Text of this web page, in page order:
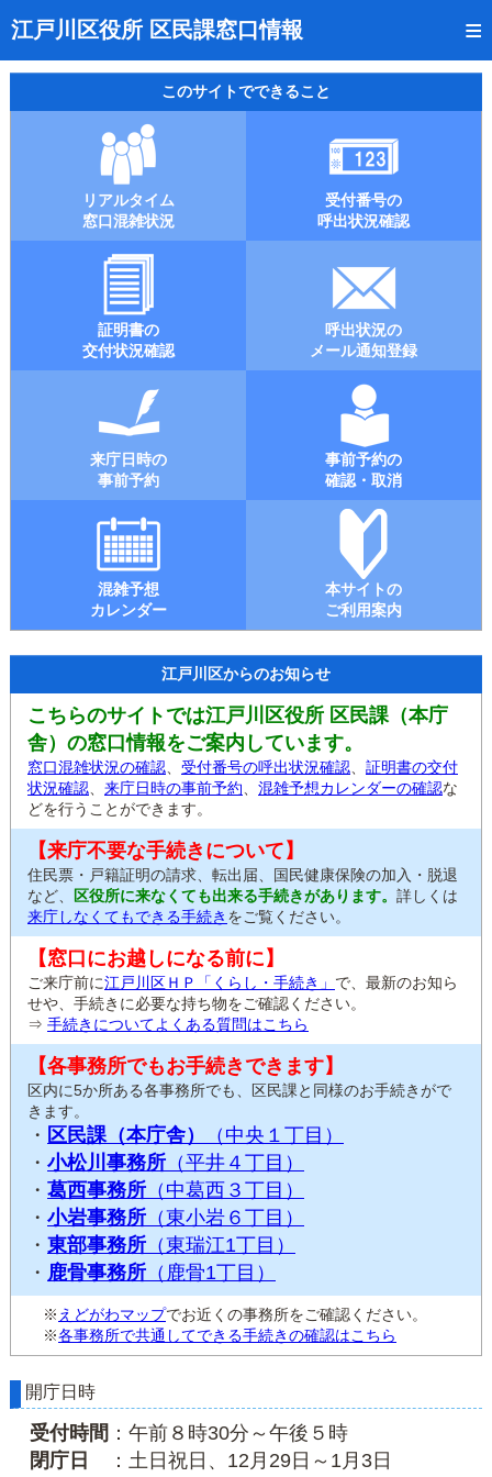
江戸川区役所 区民課窓口情報
トップページ
リアルタイム窓口混雑状況
受付番号の呼出状況確認
証明書の交付状況確認
呼出状況のメール通知登録
来庁日時の事前予約
事前予約の確認・取消
混雑予想カレンダー
本サイトのご利用案内
このサイトでできること
リアルタイム
窓口混雑状況
受付番号の
呼出状況確認
証明書の
交付状況確認
呼出状況の
メール通知登録
来庁日時の
事前予約
事前予約の
確認・取消
混雑予想
カレンダー
本サイトの
ご利用案内
江戸川区からのお知らせ
こちらのサイトでは江戸川区役所 区民課（本庁
舎）の窓口情報をご案内しています。
窓口混雑状況の確認 受付番号の呼出状況確認
証明書の交付
状況確認
来庁日時の事前予約 混雑予想カレンダーの確認な
どを行うことができます。
【来庁不要な手続きについて】
住民票・戸籍証明の請求、転出届、国民健康保険の加入・脱退
など、
区役所に来なくても出来る手続きがあります。 詳しくは
来庁しなくてもできる手続き をご覧ください。
【窓口にお越しになる前に】
ご来庁前に江戸川区ＨＰ「くらし・手続き」 で、最新のお知ら
せや、手続きに必要な持ち物をご確認ください。
⇒ 手続きについてよくある質問はこちら
【各事務所でもお手続きできます】
区内に5か所ある各事務所でも、区民課と同様のお手続きがで
きます。
・ 区民課（本庁舎）
（中央１丁目）
・ 小松川事務所 （平井４丁目）
・ 葛西事務所 （中葛西３丁目）
・ 小岩事務所 （東小岩６丁目）
・ 東部事務所 （東瑞江1丁目）
・ 鹿骨事務所 （鹿骨1丁目）
※ えどがわマップでお近くの事務所をご確認ください。
※各事務所で共通してできる手続きの確認はこちら
開庁日時
受付時間 ：午前８時30分～午後５時
閉庁日
：土日祝日、12月29日～1月3日